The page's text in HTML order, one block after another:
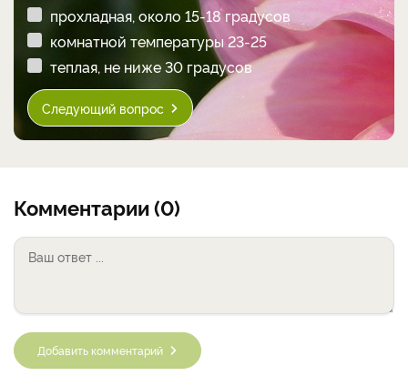
прохладная, около 15-18 градусов
комнатной температуры 23-25
теплая, не ниже 30 градусов
Следующий вопрос
Комментарии (0)
Добавить комментарий